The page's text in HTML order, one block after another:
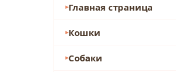
Главная страница
Кошки
Собаки